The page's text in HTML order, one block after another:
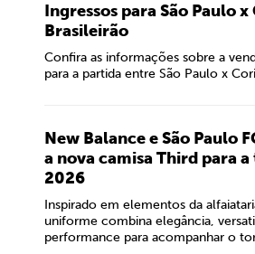
Ingressos para São Paulo
Brasileirão
Confira as informações sobre a
para a partida entre São Paulo x
New Balance e São Paulo
a nova camisa Third para
2026
Inspirado em elementos da
uniforme combina elegância,
performance para acompanhar o